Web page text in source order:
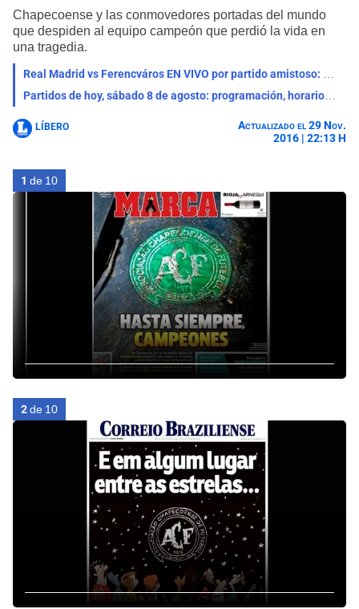
Chapecoense y las conmovedores portadas del mundo
que despiden al equipo campeón que perdió la vida en
una tragedia.
Real Madrid vs Ferencváros EN VIVO por partido amistoso: qué canal lo transmite, horario y pronóstico
Partidos de hoy, sábado 8 de agosto: programación, horarios y canales para ver fútbol EN VIVO
LÍBERO
Actualizado el 29 Nov.
2016 | 22:13 H
1 de 10
2de 10